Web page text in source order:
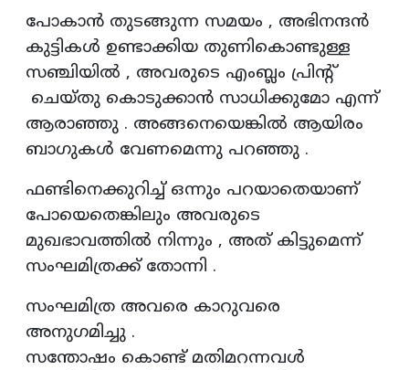
പോകാൻ തുടങ്ങുന്ന സമയം , അഭിനന്ദൻ
കുട്ടികൾ ഉണ്ടാക്കിയ തുണികൊണ്ടുള്ള
സഞ്ചിയിൽ , അവരുടെ എംബ്ലം പ്രിന്റ്
ചെയ്തു കൊടുക്കാൻ സാധിക്കുമോ എന്ന്
ആരാഞ്ഞു . അങ്ങനെയെങ്കിൽ ആയിരം
ബാഗുകൾ വേണമെന്നു പറഞ്ഞു .
ഫണ്ടിനെക്കുറിച്ച് ഒന്നും പറയാതെയാണ്
പോയെതെങ്കിലും അവരുടെ
മുഖഭാവത്തിൽ നിന്നും , അത് കിട്ടുമെന്ന്
സംഘമിത്രക്ക് തോന്നി .
സംഘമിത്ര അവരെ കാറുവരെ
അനുഗമിച്ചു .
സന്തോഷം കൊണ്ട് മതിമറന്നവൾ